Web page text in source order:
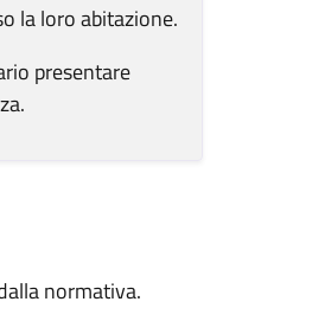
la loro abitazione.
presentare
normativa.